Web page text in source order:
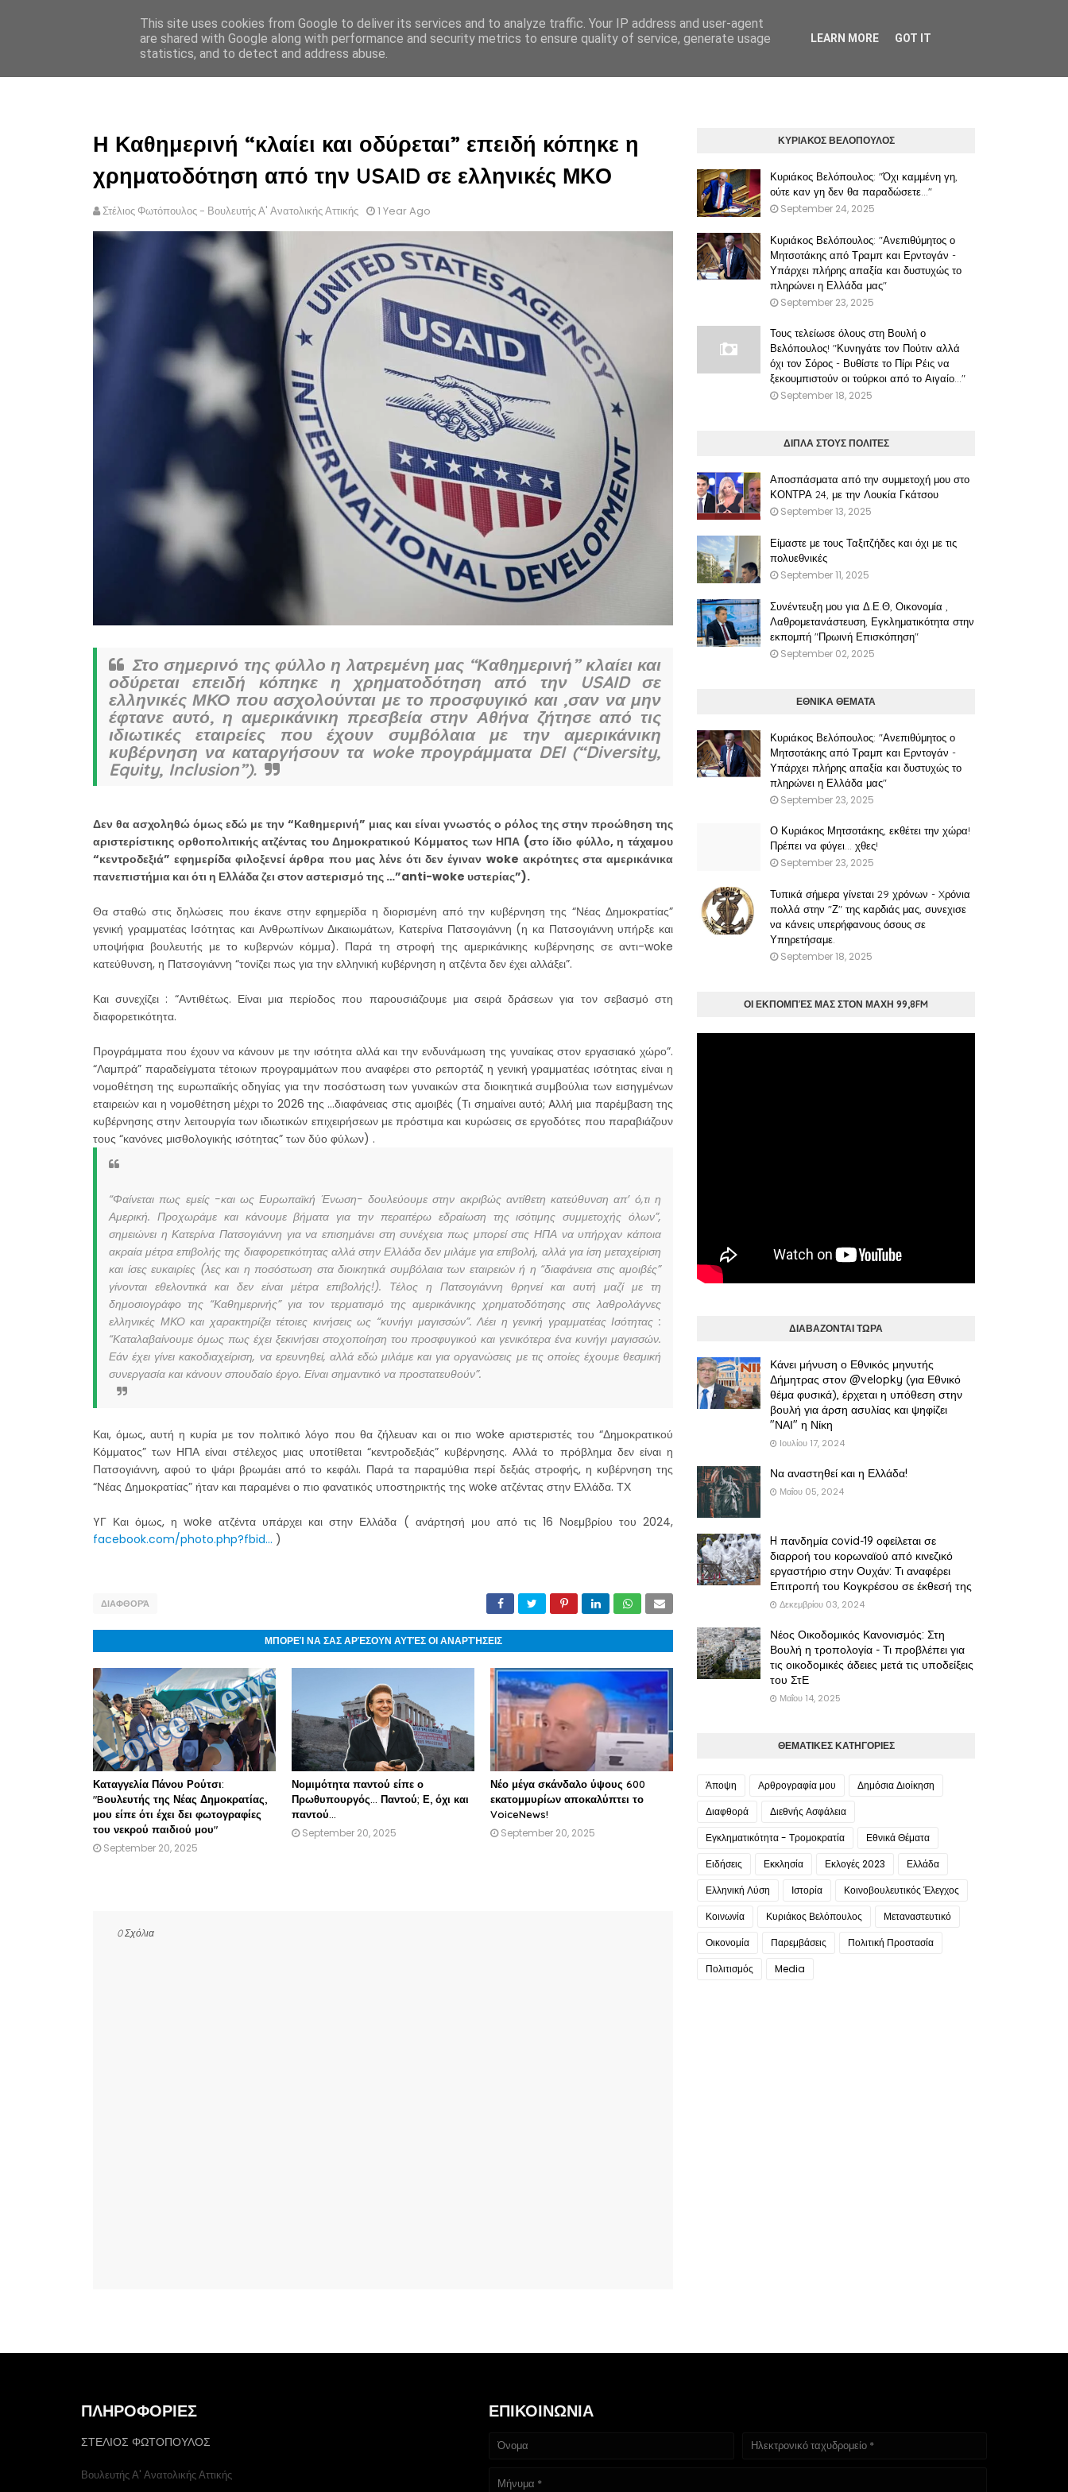
ΣΤΕΛΙΟΣ ΦΩΤΟΠΟΥΛΟΣ
Η Καθημερινή “κλαίει και οδύρεται” επειδή κόπηκε η
χρηματοδότηση από την USAID σε ελληνικές ΜΚΟ
Στέλιος Φωτόπουλος - Βουλευτής Α' Ανατολικής Αττικής 1 Year Ago
Στο σημερινό της φύλλο η λατρεμένη μας “Καθημερινή” κλαίει και
οδύρεται επειδή κόπηκε η χρηματοδότηση από την USAID σε
ελληνικές ΜΚΟ που ασχολούνται με το προσφυγικό και ,σαν να μην
έφτανε αυτό, η αμερικάνικη πρεσβεία στην Αθήνα ζήτησε από τις
ιδιωτικές εταιρείες που έχουν συμβόλαια με την αμερικάνικη
κυβέρνηση να καταργήσουν τα woke προγράμματα DEI (“Diversity,
Equity, Inclusion”).
Δεν θα ασχοληθώ όμως εδώ με την “Καθημερινή” μιας και είναι γνωστός ο ρόλος της στην προώθηση της
αριστερίστικης ορθοπολιτικής ατζέντας του Δημοκρατικού Κόμματος των ΗΠΑ (στο ίδιο φύλλο, η τάχαμου
“κεντροδεξιά” εφημερίδα φιλοξενεί άρθρα που μας λένε ότι δεν έγιναν woke ακρότητες στα αμερικάνικα
πανεπιστήμια και ότι η Ελλάδα ζει στον αστερισμό της …”anti-woke υστερίας”).
Θα σταθώ στις δηλώσεις που έκανε στην εφημερίδα η διορισμένη από την κυβέρνηση της “Νέας Δημοκρατίας”
γενική γραμματέας Ισότητας και Ανθρωπίνων Δικαιωμάτων, Κατερίνα Πατσογιάννη (η κα Πατσογιάννη υπήρξε και
υποψήφια βουλευτής με το κυβερνών κόμμα). Παρά τη στροφή της αμερικάνικης κυβέρνησης σε αντι-woke
κατεύθυνση, η Πατσογιάννη “τονίζει πως για την ελληνική κυβέρνηση η ατζέντα δεν έχει αλλάξει”.
Και συνεχίζει : “Αντιθέτως. Είναι μια περίοδος που παρουσιάζουμε μια σειρά δράσεων για τον σεβασμό στη
διαφορετικότητα.
Προγράμματα που έχουν να κάνουν με την ισότητα αλλά και την ενδυνάμωση της γυναίκας στον εργασιακό χώρο”.
“Λαμπρά” παραδείγματα τέτοιων προγραμμάτων που αναφέρει στο ρεπορτάζ η γενική γραμματέας ισότητας είναι η
νομοθέτηση της ευρωπαϊκής οδηγίας για την ποσόστωση των γυναικών στα διοικητικά συμβούλια των εισηγμένων
εταιρειών και η νομοθέτηση μέχρι το 2026 της …διαφάνειας στις αμοιβές (Τι σημαίνει αυτό; Aλλή μια παρέμβαση της
κυβέρνησης στην λειτουργία των ιδιωτικών επιχειρήσεων με πρόστιμα και κυρώσεις σε εργοδότες που παραβιάζουν
τους “κανόνες μισθολογικής ισότητας” των δύο φύλων) .
“Φαίνεται πως εμείς -και ως Ευρωπαϊκή Ένωση- δουλεύουμε στην ακριβώς αντίθετη κατεύθυνση απ’ ό,τι η
Αμερική. Προχωράμε και κάνουμε βήματα για την περαιτέρω εδραίωση της ισότιμης συμμετοχής όλων”,
σημειώνει η Κατερίνα Πατσογιάννη για να επισημάνει στη συνέχεια πως μπορεί στις ΗΠΑ να υπήρχαν κάποια
ακραία μέτρα επιβολής της διαφορετικότητας αλλά στην Ελλάδα δεν μιλάμε για επιβολή, αλλά για ίση μεταχείριση
και ίσες ευκαιρίες (λες και η ποσόστωση στα διοικητικά συμβόλαια των εταιρειών ή η “διαφάνεια στις αμοιβές”
γίνονται εθελοντικά και δεν είναι μέτρα επιβολής!). Τέλος η Πατσογιάννη θρηνεί και αυτή μαζί με τη
δημοσιογράφο της “Καθημερινής” για τον τερματισμό της αμερικάνικης χρηματοδότησης στις λαθρολάγνες
ελληνικές ΜΚΟ και χαρακτηρίζει τέτοιες κινήσεις ως “κυνήγι μαγισσών”. Λέει η γενική γραμματέας Ισότητας :
“Καταλαβαίνουμε όμως πως έχει ξεκινήσει στοχοποίηση του προσφυγικού και γενικότερα ένα κυνήγι μαγισσών.
Εάν έχει γίνει κακοδιαχείριση, να ερευνηθεί, αλλά εδώ μιλάμε και για οργανώσεις με τις οποίες έχουμε θεσμική
συνεργασία και κάνουν σπουδαίο έργο. Είναι σημαντικό να προστατευθούν”.
Και, όμως, αυτή η κυρία με τον πολιτικό λόγο που θα ζήλευαν και οι πιο woke αριστεριστές του “Δημοκρατικού
Κόμματος” των ΗΠΑ είναι στέλεχος μιας υποτίθεται “κεντροδεξιάς” κυβέρνησης. Αλλά το πρόβλημα δεν είναι η
Πατσογιάννη, αφού το ψάρι βρωμάει από το κεφάλι. Παρά τα παραμύθια περί δεξιάς στροφής, η κυβέρνηση της
“Νέας Δημοκρατίας” ήταν και παραμένει ο πιο φανατικός υποστηρικτής της woke ατζέντας στην Ελλάδα. ΤΧ
YΓ Και όμως, η woke ατζέντα υπάρχει και στην Ελλάδα ( ανάρτησή μου από τις 16 Νοεμβρίου του 2024,
facebook.com/photo.php?fbid… )
ΔΙΑΦΘΟΡΆ
ΜΠΟΡΕΊ ΝΑ ΣΑΣ ΑΡΈΣΟΥΝ ΑΥΤΈΣ ΟΙ ΑΝΑΡΤΉΣΕΙΣ
Καταγγελία Πάνου Ρούτσι:
"Bουλευτής της Νέας Δημοκρατίας,
μου είπε ότι έχει δει φωτογραφίες
του νεκρού παιδιού μου"
September 20, 2025
Νομιμότητα παντού είπε ο
Πρωθυπουργός... Παντού; Ε, όχι και
παντού...
September 20, 2025
Νέο μέγα σκάνδαλο ύψους 600
εκατομμυρίων αποκαλύπτει το
VoiceNews!
September 20, 2025
0 Σχόλια
ΚΥΡΙΑΚΟΣ ΒΕΛΟΠΟΥΛΟΣ
Κυριάκος Βελόπουλος: "Όχι καμμένη γη,
ούτε καν γη δεν θα παραδώσετε..."
September 24, 2025
Κυριάκος Βελόπουλος: "Ανεπιθύμητος ο
Μητσοτάκης από Τραμπ και Ερντογάν -
Υπάρχει πλήρης απαξία και δυστυχώς το
πληρώνει η Ελλάδα μας"
September 23, 2025
Τους τελείωσε όλους στη Βουλή ο
Βελόπουλος! "Κυνηγάτε τον Πούτιν αλλά
όχι τον Σόρος - Βυθίστε το Πίρι Ρέις να
ξεκουμπιστούν οι τούρκοι από το Αιγαίο..."
September 18, 2025
ΔΙΠΛΑ ΣΤΟΥΣ ΠΟΛΙΤΕΣ
Αποσπάσματα από την συμμετοχή μου στο
ΚΟΝΤΡΑ 24, με την Λουκία Γκάτσου
September 13, 2025
Είμαστε με τους Ταξιτζήδες και όχι με τις
πολυεθνικές
September 11, 2025
Συνέντευξη μου για Δ.Ε.Θ, Οικονομία ,
Λαθρομετανάστευση, Εγκληματικότητα στην
εκπομπή "Πρωινή Επισκόπηση"
September 02, 2025
ΕΘΝΙΚΑ ΘΕΜΑΤΑ
Κυριάκος Βελόπουλος: "Ανεπιθύμητος ο
Μητσοτάκης από Τραμπ και Ερντογάν -
Υπάρχει πλήρης απαξία και δυστυχώς το
πληρώνει η Ελλάδα μας"
September 23, 2025
Ο Κυριάκος Μητσοτάκης, εκθέτει την χώρα!
Πρέπει να φύγει… χθες!
September 23, 2025
Τυπικά σήμερα γίνεται 29 χρόνων - Xρόνια
πολλά στην "Ζ" της καρδιάς μας, συνεχισε
να κάνεις υπερήφανους όσους σε
Υπηρετήσαμε.
September 18, 2025
ΟΙ ΕΚΠΟΜΠΈΣ ΜΑΣ ΣΤΟΝ ΜΑΧΗ 99,8FM
ΔΙΑΒΑΖΟΝΤΑΙ ΤΩΡΑ
Κάνει μήνυση ο Εθνικός μηνυτής
Δήμητρας στον @velopky (για Εθνικό
θέμα φυσικά), έρχεται η υπόθεση στην
βουλή για άρση ασυλίας και ψηφίζει
"ΝΑΙ" η Νίκη
Ιουλίου 17, 2024
Να αναστηθεί και η Ελλάδα!
Μαΐου 05, 2024
H πανδημία covid-19 οφείλεται σε
διαρροή του κορωναϊού από κινεζικό
εργαστήριο στην Ουχάν: Τι αναφέρει
Επιτροπή του Κογκρέσου σε έκθεσή της
Δεκεμβρίου 03, 2024
Νέος Οικοδομικός Κανονισμός: Στη
Βουλή η τροπολογία - Τι προβλέπει για
τις οικοδομικές άδειες μετά τις υποδείξεις
του ΣτΕ
Μαΐου 14, 2025
ΘΕΜΑΤΙΚΕΣ ΚΑΤΗΓΟΡΙΕΣ
Άποψη Αρθρογραφία μου
Δημόσια Διοίκηση
Διαφθορά
Διεθνής Ασφάλεια
Εγκληματικότητα - Τρομοκρατία
Εθνικά Θέματα
Ειδήσεις
Εκκλησία Εκλογές 2023
Ελλάδα
Ελληνική Λύση
Ιστορία
Κοινοβουλευτικός Έλεγχος
Κοινωνία
Κυριάκος Βελόπουλος
Μεταναστευτικό
Οικονομία
Παρεμβάσεις
Πολιτική Προστασία
Πολιτισμός
Media
ΠΛΗΡΟΦΟΡΙΕΣ
ΣΤΕΛΙΟΣ ΦΩΤΟΠΟΥΛΟΣ
Βουλευτής Α' Ανατολικής Αττικής
ΕΠΙΚΟΙΝΩΝΙΑ
This site uses cookies from Google to deliver its services and to analyze traffic. Your IP address and user-agent
are shared with Google along with performance and security metrics to ensure quality of service, generate usage
statistics, and to detect and address abuse.
LEARN MORE GOT IT